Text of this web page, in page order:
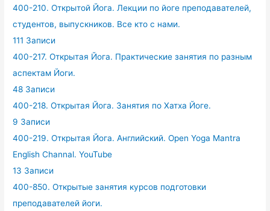
400-210. Открытой Йога. Лекции по йоге преподавателей,
студентов, выпускников. Все кто с нами.
111 Записи
400-217. Открытая Йога. Практические занятия по разным
аспектам Йоги.
48 Записи
400-218. Открытая Йога. Занятия по Хатха Йоге.
9 Записи
400-219. Открытая Йога. Английский. Open Yoga Mantra
English Channal. YouTube
13 Записи
400-850. Открытые занятия курсов подготовки
преподавателей йоги.